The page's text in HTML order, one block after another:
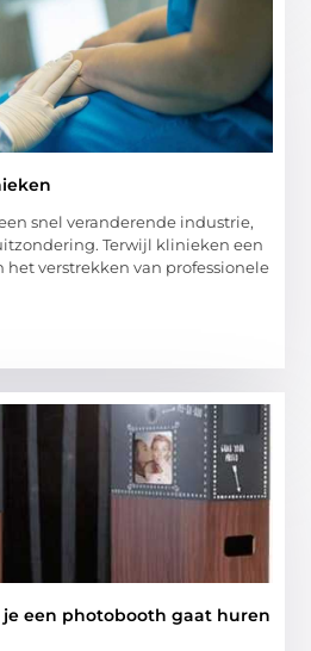
snel veranderende industrie,
Terwijl klinieken een
verstrekken van professionele
je een photobooth gaat huren